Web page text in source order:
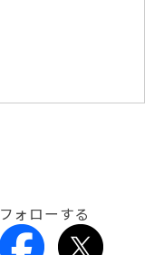
フォローする